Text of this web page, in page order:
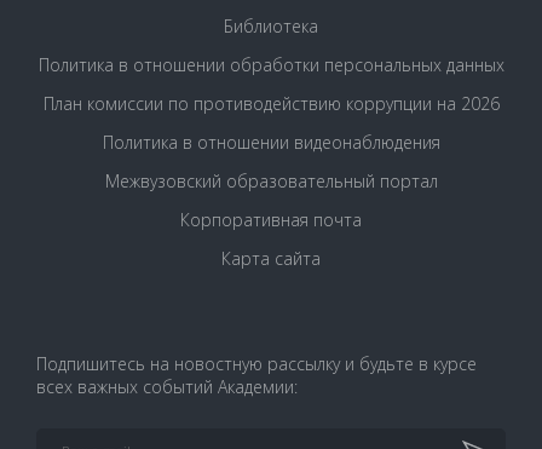
Библиотека
Политика в отношении обработки персональных данных
План комиссии по противодействию коррупции на 2026
Политика в отношении видеонаблюдения
Межвузовский образовательный портал
Корпоративная почта
Карта сайта
Подпишитесь на новостную рассылку и будьте в курсе
всех важных событий Академии: